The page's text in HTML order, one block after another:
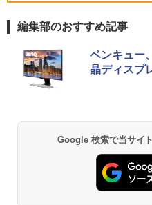
￥29,800
MS
カメラ
トパソ
トパソ
￥29,800
5
【展示
ズ F55-
リ
24
モニタ
パネル
応
テレワ
薬屋のひ
ンガンコ
異世界居
￥832
編集部のおすすめ記事
ベンキュー
晶ディスプ
Google 検索で当サイ